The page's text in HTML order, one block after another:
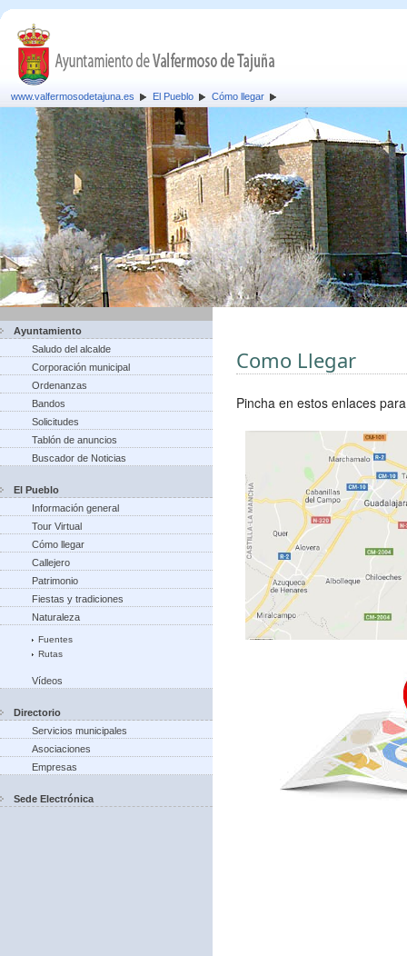
www.valfermosodetajuna.es El Pueblo Cómo llegar
Ayuntamiento
Saludo del alcalde
Corporación municipal
Ordenanzas
Bandos
Solicitudes
Tablón de anuncios
Buscador de Noticias
El Pueblo
Información general
Tour Virtual
Cómo llegar
Callejero
Patrimonio
Fiestas y tradiciones
Naturaleza
Fuentes
Rutas
Vídeos
Directorio
Servicios municipales
Asociaciones
Empresas
Sede Electrónica
Como Llegar
Pincha en estos enlaces